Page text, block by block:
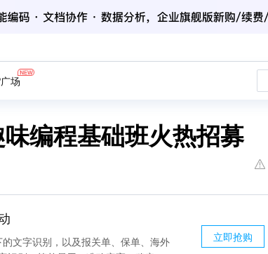
场
编程基础班火热招募
文字识别，以及报关单、保单、海外
立即抢购